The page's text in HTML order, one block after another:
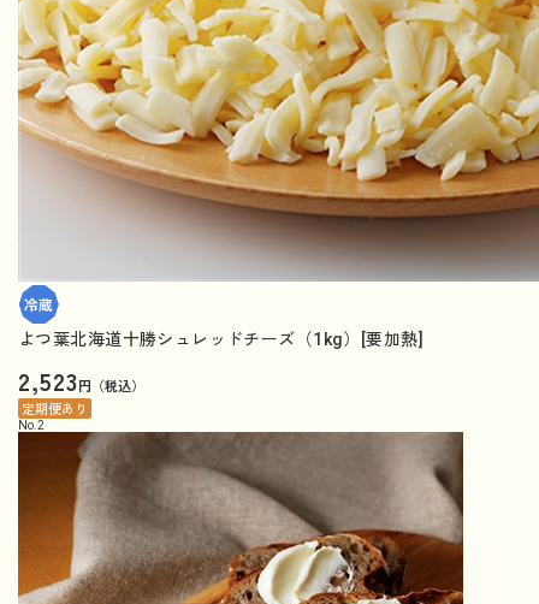
よつ葉北海道十勝シュレッドチーズ（1kg）[要加熱]
2,523円（税込）
定期便あり
No. 2